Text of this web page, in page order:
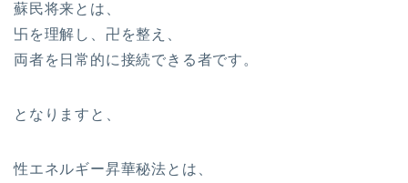
蘇民将来とは、
卐を理解し、卍を整え、
両者を日常的に接続できる者です。
となりますと、
性エネルギー昇華秘法とは、